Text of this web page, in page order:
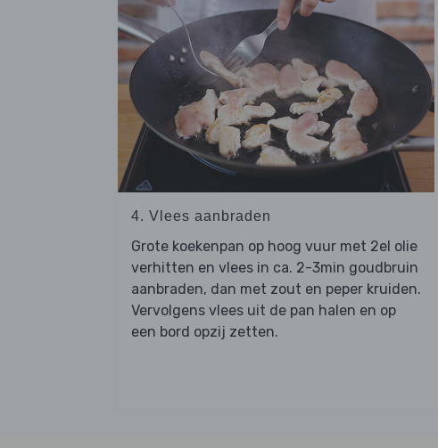
4. Vlees aanbraden
Grote koekenpan op hoog vuur met 2el olie
verhitten en vlees in ca. 2-3min goudbruin
aanbraden, dan met zout en peper kruiden.
Vervolgens vlees uit de pan halen en op
een bord opzij zetten.